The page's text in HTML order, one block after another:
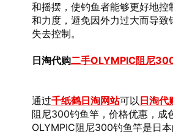
和摇摆，使钓鱼者能够更好地控
和力度，避免因外力过大而导致
失去控制。
日淘代购二手OLYMPIC阻尼
通过千纸鹤日淘网站可以 日淘代
阻尼300钓鱼竿，价格优惠，成
OLYMPIC阻尼300钓鱼竿是日